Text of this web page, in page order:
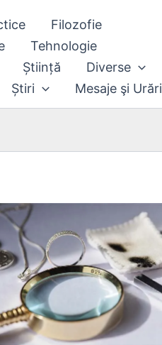
Filozofie
Tehnologie
Știință
Diverse
Știri Mesaje şi Urări